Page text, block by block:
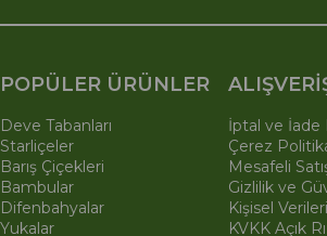
POPÜLER ÜRÜNLER
Deve Tabanları
Starliçeler
Barış Çiçekleri
Bambular
Difenbahyalar
Yukalar
İptal ve İade
Çerez
Mesafeli
Gizlilik ve
Kişisel
KVKK Açık